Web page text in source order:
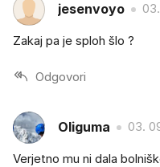
jesenvoyo
Zakaj pa je sploh šlo ?
Odgovori
Oliguma 03.
Verjetno mu ni dala